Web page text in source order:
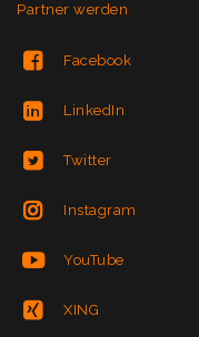
Partner werden
Facebook
LinkedIn
Twitter
Instagram
YouTube
XING